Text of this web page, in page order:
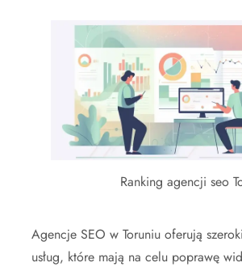
Ranking agencji seo
Agencje SEO w Toruniu oferują
usług, które mają na celu poprawę